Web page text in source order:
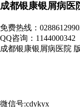
成都银康银屑病医
免费热线：
QQ咨询：1144000342
成都银康银屑病医院
微信号:cdykyx